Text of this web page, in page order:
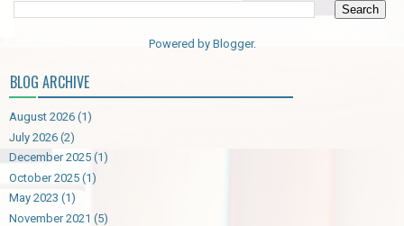
Powered by Blogger.
BLOG ARCHIVE
August 2026 (1)
July 2026 (2)
December 2025 (1)
October 2025 (1)
May 2023 (1)
November 2021 (5)